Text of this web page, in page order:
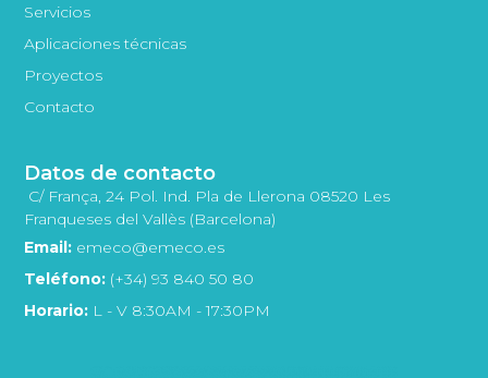
Servicios
Aplicaciones técnicas
Proyectos
Contacto
Datos de contacto
C/ França, 24 Pol. Ind. Pla de Llerona 08520 Les
Franqueses del Vallès (Barcelona)
Email: emeco@emeco.es
Teléfono: (+34) 93 840 50 80
Horario: L - V 8:30AM - 17:30PM